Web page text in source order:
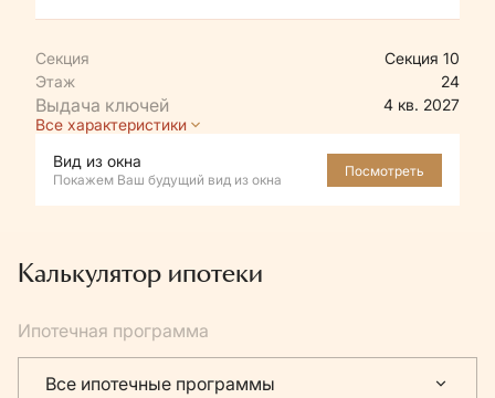
Секция
Секция 10
Этаж
24
4 кв. 2027
Все характеристики
Вид из окна
Покажем Ваш будущий вид из окна
Посмотреть
Калькулятор ипотеки
Ипотечная программа
Все ипотечные программы